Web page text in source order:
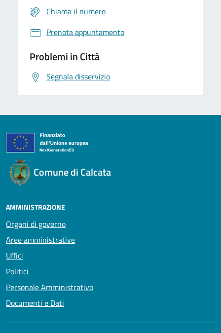
Chiama il numero
Prenota appuntamento
Problemi in Città
Segnala disservizio
Comune di Calcata
AMMINISTRAZIONE
Organi di governo
Aree amministrative
Uffici
Politici
Personale Amministrativo
Documenti e Dati